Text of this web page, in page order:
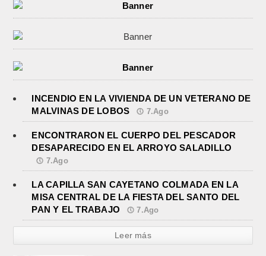
INCENDIO EN LA VIVIENDA DE UN VETERANO DE
MALVINAS DE LOBOS
7.Ago
ENCONTRARON EL CUERPO DEL PESCADOR
DESAPARECIDO EN EL ARROYO SALADILLO
7.Ago
LA CAPILLA SAN CAYETANO COLMADA EN LA
MISA CENTRAL DE LA FIESTA DEL SANTO DEL
PAN Y EL TRABAJO
7.Ago
Leer más